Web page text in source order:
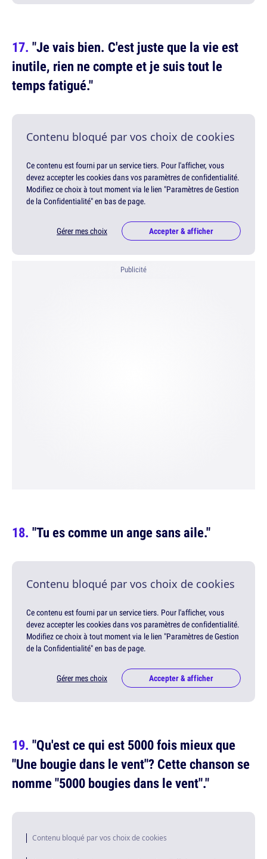
"Je vais bien. C'est juste que la vie est
inutile, rien ne compte et je suis tout le
temps fatigué."
Contenu bloqué par vos choix de cookies
Ce contenu est fourni par un service tiers. Pour l'afficher, vous
devez accepter les cookies dans vos paramètres de confidentialité.
Modifiez ce choix à tout moment via le lien "Paramètres de Gestion
de la Confidentialité" en bas de page.
Gérer mes choix Accepter & afficher
Publicité
"Tu es comme un ange sans aile."
Contenu bloqué par vos choix de cookies
Ce contenu est fourni par un service tiers. Pour l'afficher, vous
devez accepter les cookies dans vos paramètres de confidentialité.
Modifiez ce choix à tout moment via le lien "Paramètres de Gestion
de la Confidentialité" en bas de page.
Gérer mes choix Accepter & afficher
"Qu'est ce qui est 5000 fois mieux que
"Une bougie dans le vent"? Cette chanson se
nomme "5000 bougies dans le vent"."
Contenu bloqué par vos choix de cookies